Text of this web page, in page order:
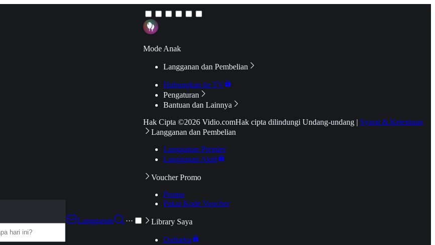
Langganan
···
Mode Anak
Langganan dan Pembelian
Hubungkan ke TV
Pengaturan
Bantuan dan Lainnya
Hak Cipta ©2026 Vidio.comHak cipta dilindungi Undang-undang | Syarat & Ketentuan
Langganan dan Pembelian
Langganan Premier
Langganan Aktif
Voucher Promo
Promo
Pakai Kode Voucher
Library Saya
Daftarku